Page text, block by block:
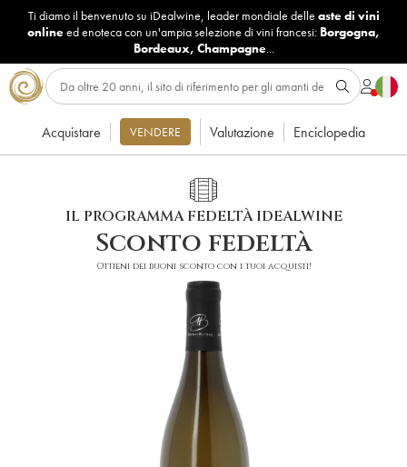
Ti diamo il benvenuto su iDealwine, leader mondiale delle aste di vini
onlineed enoteca con un'ampia selezione di vini francesi: Borgogna,
Bordeaux, Champagne...
Acquistare VENDERE Valutazione Enciclopedia
IL PROGRAMMA FEDELTÀ IDEALWINE
Sconto fedeltà
Ottieni dei buoni sconto con i tuoi acquisti!